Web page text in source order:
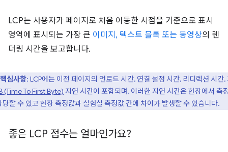
LCP는 사용자가 페이지로 처음 이동한 시점을 기준으로 표시
영역에 표시되는 가장 큰 이미지, 텍스트 블록 또는 동영상의 렌
더링 시간을 보고합니다.
핵심사항: LCP에는 이전 페이지의 언로드 시간, 연결 설정 시간, 리디렉션 시간,
(Time To First Byte) 지연 시간이 포함되며, 이러한 지연 시간은 현장에서 측
당할 수 있고 현장 측정값과 실험실 측정값 간에 차이가 발생할 수 있습니다.
좋은 LCP 점수는 얼마인가요?